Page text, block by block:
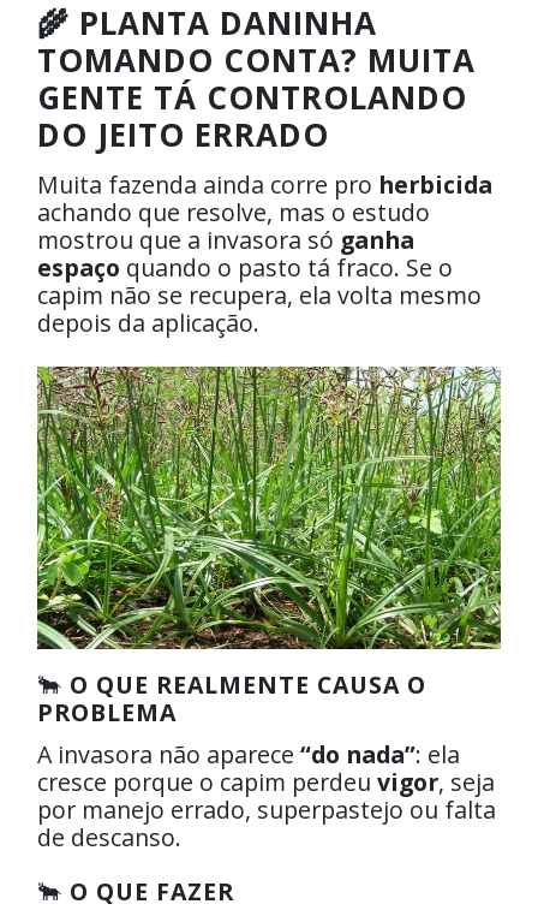
🌾 PLANTA DANINHA
TOMANDO CONTA? MUITA
GENTE TÁ CONTROLANDO
DO JEITO ERRADO
Muita fazenda ainda corre pro herbicida
achando que resolve, mas o estudo
mostrou que a invasora só ganha
espaço quando o pasto tá fraco. Se o
capim não se recupera, ela volta mesmo
depois da aplicação.
🐂 O QUE REALMENTE CAUSA O
PROBLEMA
A invasora não aparece “do nada”: ela
cresce porque o capim perdeu vigor, seja
por manejo errado, superpastejo ou falta
de descanso.
🐂 O QUE FAZER